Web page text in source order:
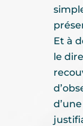
Et à
le